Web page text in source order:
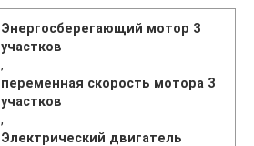
Энергосберегающий мотор 3
участков
,
переменная скорость мотора 3
участков
,
Электрический двигатель